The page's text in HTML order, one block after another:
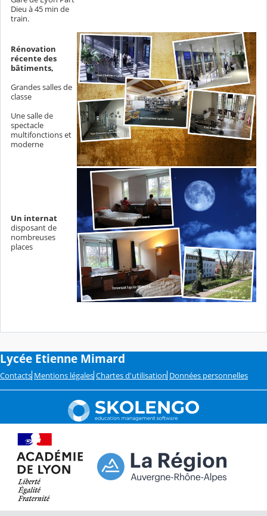
Dieu à 45 min de
train.
Rénovation
récente des
bâtiments,
Grandes salles de
classe
Une salle de
spectacle
multifonctions et
moderne
Un internat
disposant de
nombreuses
places
Lycée Etienne Mimard
Contacts Mentions légales Chartes d'utilisation Données personnelles